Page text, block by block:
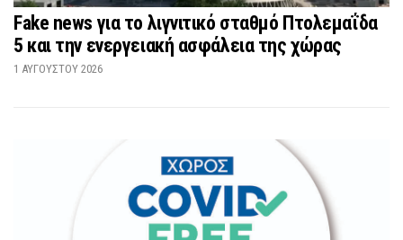
Fake news για το λιγνιτικό σταθμό Πτολεμαΐδα
5 και την ενεργειακή ασφάλεια της χώρας
1 ΑΥΓΟΎΣΤΟΥ 2026